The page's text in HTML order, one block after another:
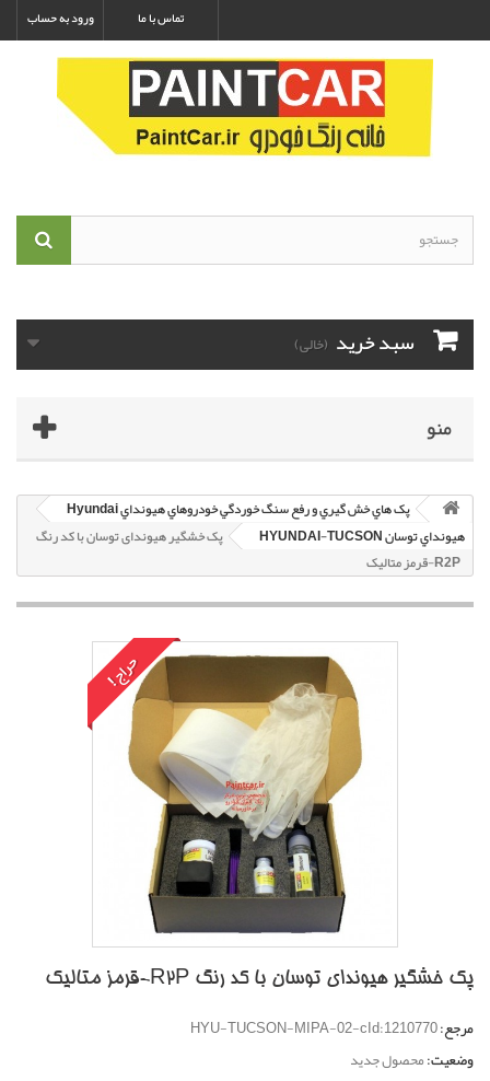
ورود به حساب تماس با ما
سبد خرید (خالی)
منو
پک هاي خش گيري و رفع سنگ خوردگي خودروهاي هيونداي Hyundai
هيونداي توسان HYUNDAI-TUCSON
پک خشگير هیوندای توسان با کد رنگ
R2P-قرمز متاليک
حراج!
پک خشگير هیوندای توسان با کد رنگ R2P-قرمز متاليک
مرجع:HYU-TUCSON-MIPA-02-cId:1210770
وضعیت:محصول جدید